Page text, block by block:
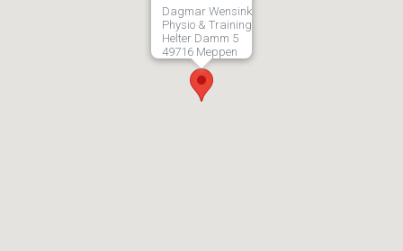
Dagmar Wensink
Physio & Training
Helter Damm 5
49716 Meppen